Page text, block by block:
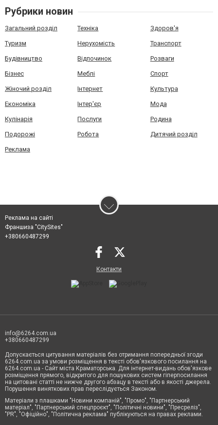
Рубрики новин
Загальний розділ Техніка Здоров'я
Туризм Нерухомість Транспорт
Будівництво Відпочинок Розваги
Бізнес Меблі Спорт
Жіночий розділ Інтернет Культура
Економіка Інтер'єр Мода
Кулінарія Послуги Родина
Подорожі Робота Дитячий розділ
Реклама
Реклама на сайті
Франшиза "CitySites"
+380660487299
Контакти
info@6264.com.ua
+380660487299
Допускається цитування матеріалів без отримання попередньої згоди
6264.com.ua за умови розміщення в тексті обов'язкового посилання на
6264.com.ua - Сайт міста Краматорська. Для інтернет-видань обов'язкове
розміщення прямого, відкритого для пошукових систем гіперпосилання
на цитовані статті не нижче другого абзацу в тексті або в якості джерела.
Порушення виняткових прав переслідується Законом.
Матеріали з плашками "Новини компаній", "Промо", "Партнерський
матеріал", "Партнерський спецпроєкт", "Політичні новини", "Пресреліз",
"PR", "Офіційно", "Політична реклама" публікуються на правах реклами.